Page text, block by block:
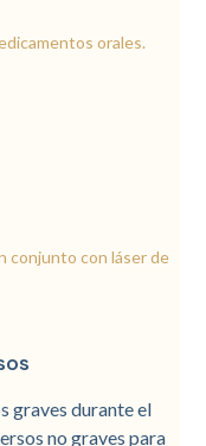
orales.
conjunto con láser de
graves durante el
no graves para